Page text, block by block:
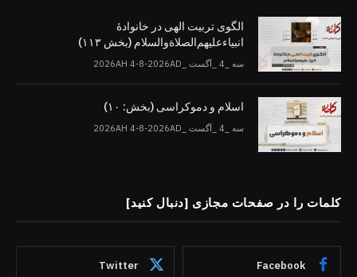
الگوی تربیت الهی در خانوادۀ
انبیاءعلیهم‌الصلاةو‌السلام (بخش ۱۱۳)
سه _4 _آگست _2026AH 4-8-2026AD
اسلام و دموکراسی (بخش: ۱۰)
سه _4 _آگست _2026AH 4-8-2026AD
کلمات را در صفحات مجازی [دنبال کنید]
Facebook
Twitter